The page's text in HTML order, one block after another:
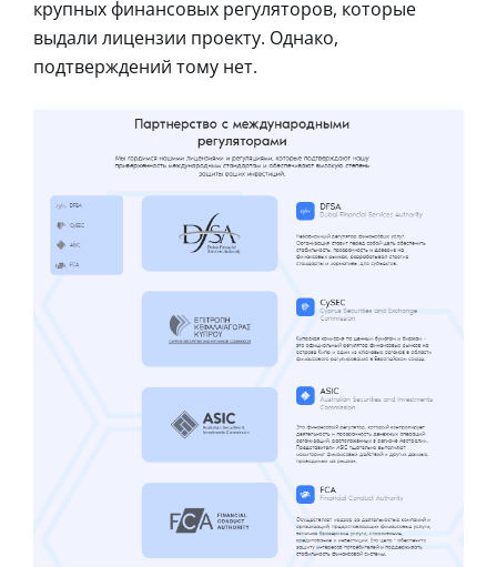
крупных финансовых регуляторов, которые
выдали лицензии проекту. Однако,
подтверждений тому нет.